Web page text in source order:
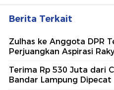
Berita Terkait
Zulhas ke Anggota DPR
Perjuangkan Aspirasi
Terima Rp 530 Juta dari
Bandar Lampung Dipecat